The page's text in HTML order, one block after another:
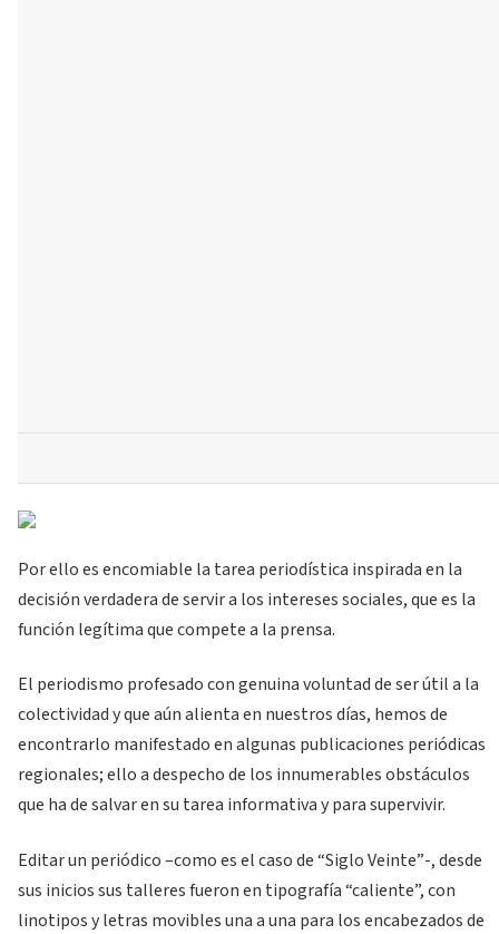
Por ello es encomiable la tarea periodística inspirada en la
decisión verdadera de servir a los intereses sociales, que es la
función legítima que compete a la prensa.
El periodismo profesado con genuina voluntad de ser útil a la
colectividad y que aún alienta en nuestros días, hemos de
encontrarlo manifestado en algunas publicaciones periódicas
regionales; ello a despecho de los innumerables obstáculos
que ha de salvar en su tarea informativa y para supervivir.
Editar un periódico –como es el caso de “Siglo Veinte”-, desde
sus inicios sus talleres fueron en tipografía “caliente”, con
linotipos y letras movibles una a una para los encabezados de